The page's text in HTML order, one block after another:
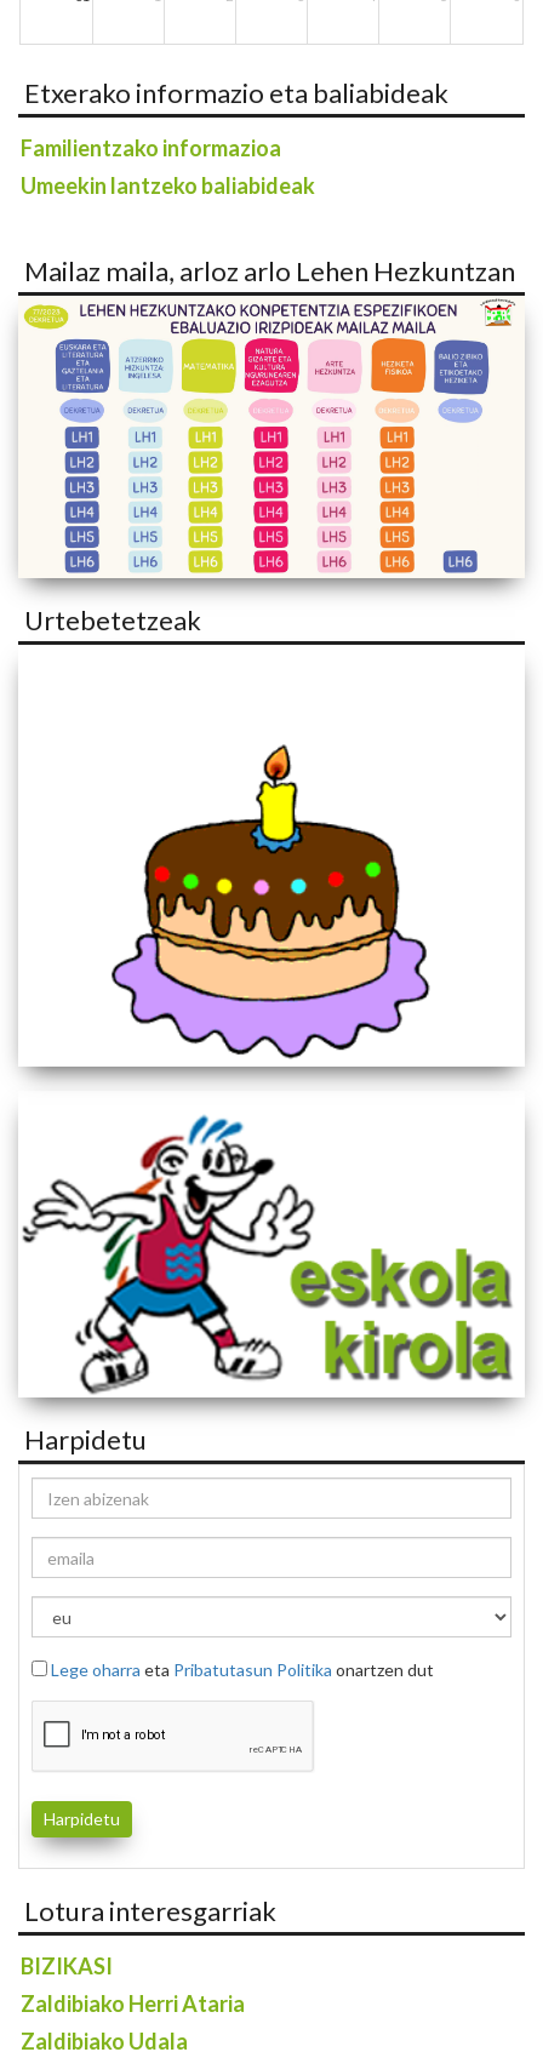
Etxerako informazio eta baliabideak
Familientzako informazioa
Umeekin lantzeko baliabideak
Mailaz maila, arloz arlo Lehen Hezkuntzan
Urtebetetzeak
Harpidetu
Lege oharra eta Pribatutasun Politika onartzen dut
Lotura interesgarriak
BIZIKASI
Zaldibiako Herri Ataria
Zaldibiako Udala